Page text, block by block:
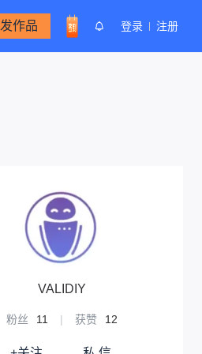
发作品 登录 注册
VALIDIY
粉丝 11 | 获赞 12